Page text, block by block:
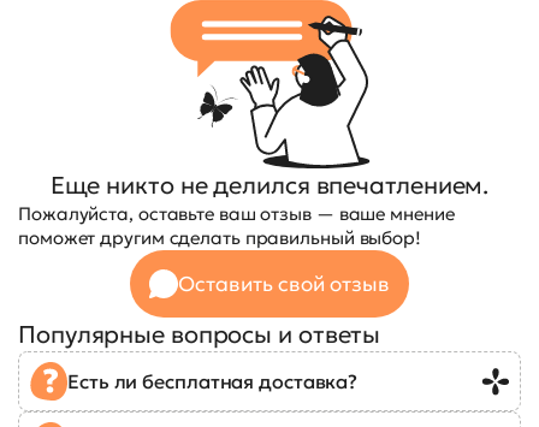
Еще никто не делился впечатлением.
Пожалуйста, оставьте ваш отзыв — ваше мнение
поможет другим сделать правильный выбор!
Оставить свой отзыв
Популярные вопросы и ответы
Есть ли бесплатная доставка?